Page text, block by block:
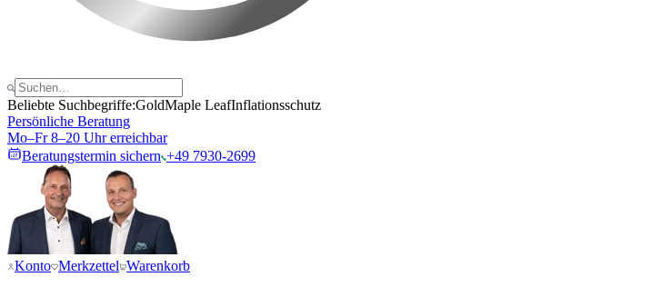
Beliebte Suchbegriffe:GoldMaple LeafInflationsschutz
Persönliche Beratung
Mo–Fr 8–20 Uhr erreichbar
Beratungstermin sichern +49 7930-2699
Konto Merkzettel Warenkorb